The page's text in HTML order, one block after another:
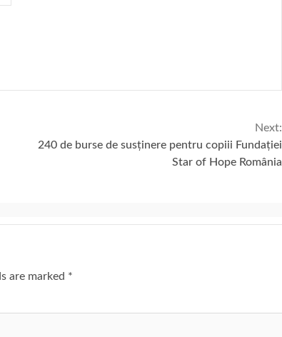
Next:
240 de burse de susținere pentru copiii Fundației
Star of Hope România
are marked *